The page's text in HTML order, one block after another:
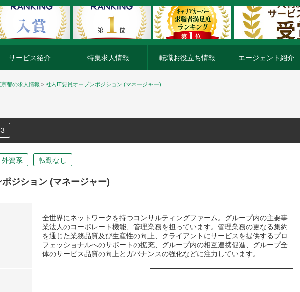
職ならアージスジャパン
サービス紹介 特集求人情報 転職お役立ち情報 エージェント紹介
京都の求人情報 > 社内IT要員オープンポジション (マネージャー)
外資系 転勤なし
ジション (マネージャー)
全世界にネットワークを持つコンサルティングファーム。グループ内の主要事
業法人のコーポレート機能、管理業務を担っています。管理業務の更なる集約
を通じた業務品質及び生産性の向上、クライアントにサービスを提供するプロ
フェッショナルへのサポートの拡充、グループ内の相互連携促進、グループ全
体のサービス品質の向上とガバナンスの強化などに注力しています。